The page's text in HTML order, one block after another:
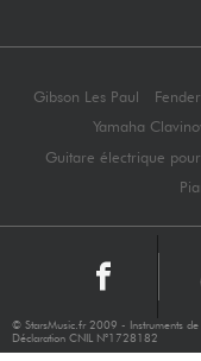
Gibson Les Paul
Yamaha
Guitare électrique
© StarsMusic.fr 2009 - Instruments de
Déclaration CNIL N°1728182